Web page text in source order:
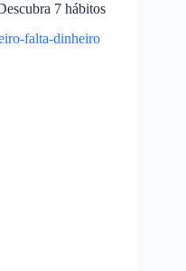
7 hábitos